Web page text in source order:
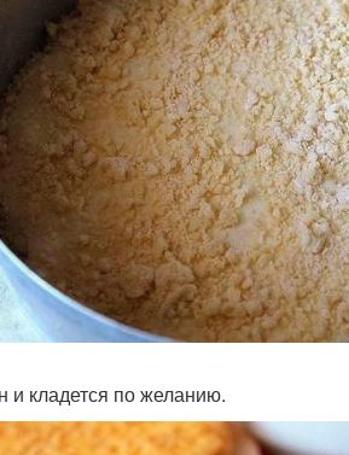
и кладется по желанию.